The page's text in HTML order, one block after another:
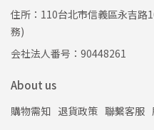
住所：110台北市信義區永吉路
務)
会社法人番号：90448261
About us
購物需知 退貨政策 聯繫客服